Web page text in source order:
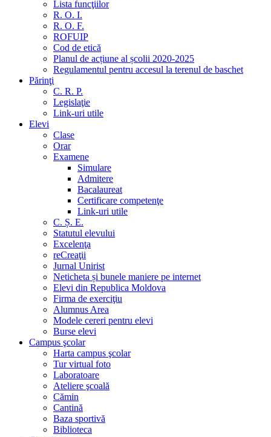
Lista funcţiilor
R. O. I.
R. O. F.
ROFUIP
Cod de etică
Planul de acțiune al școlii 2020-2025
Regulamentul pentru accesul la terenul de baschet
Părinţi
C. R. P.
Legislaţie
Link-uri utile
Elevi
Clase
Orar
Examene
Simulare
Admitere
Bacalaureat
Certificare competenţe
Link-uri utile
C. Ș. E.
Statutul elevului
Excelenţa
reCreaţii
Jurnal Unirist
Neticheta și bunele maniere pe internet
Elevi din Republica Moldova
Firma de exerciţiu
Alumnus Area
Modele cereri pentru elevi
Burse elevi
Campus şcolar
Harta campus şcolar
Tur virtual foto
Laboratoare
Ateliere şcoală
Cămin
Cantină
Baza sportivă
Biblioteca